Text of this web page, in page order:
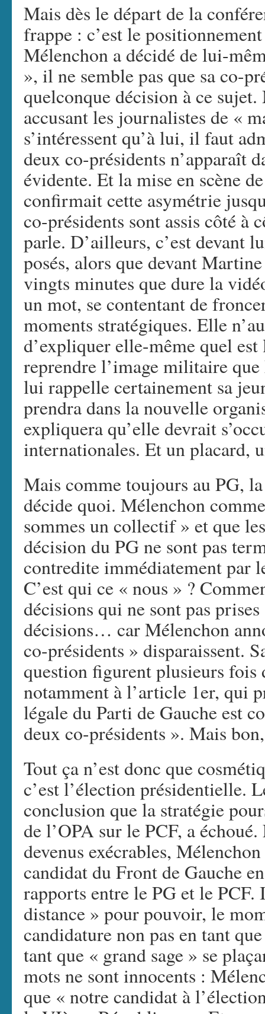
Mais dès le départ de la
frappe : c’est le
Mélenchon a décidé de lui-
», il ne semble pas que sa co-
quelconque décision à ce
accusant les journalistes de «
s’intéressent qu’à lui, il faut
deux co-présidents n’apparaît
évidente. Et la mise en scène
confirmait cette asymétrie
co-présidents sont assis côté à
parle. D’ailleurs, c’est devant
posés, alors que devant
vingts minutes que dure la
un mot, se contentant de
moments stratégiques. Elle
d’expliquer elle-même quel
reprendre l’image militaire
lui rappelle certainement sa
prendra dans la nouvelle
expliquera qu’elle devrait
internationales. Et un placard,
Mais comme toujours au PG,
décide quoi. Mélenchon
sommes un collectif » et que
décision du PG ne sont pas
contredite immédiatement par
C’est qui ce « nous » ?
décisions qui ne sont pas prises
décisions… car Mélenchon
co-présidents » disparaissent.
question figurent plusieurs fois
notamment à l’article 1er, qui
légale du Parti de Gauche est
deux co-présidents ». Mais
Tout ça n’est donc que
c’est l’élection présidentielle.
conclusion que la stratégie
de l’OPA sur le PCF, a
devenus exécrables,
candidat du Front de Gauche
rapports entre le PG et le
distance » pour pouvoir, le
candidature non pas en tant
tant que « grand sage » se
mots ne sont innocents :
que « notre candidat à